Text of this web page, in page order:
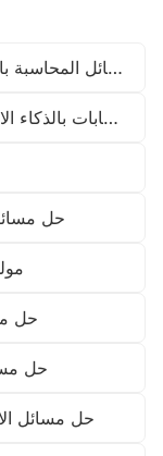
حل مسائل المحاسبة بالذكاء الاصطناعي مجاناً وبدون تسجيل
مولّد الإجابات بالذكاء الاصطناعي – مجاني للأبد وبدون تسجيل
حل
حل
حل
حل مسائل